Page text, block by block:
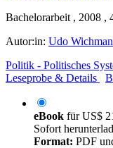
Bachelorarbeit , 2008 ,
Autor:in: Udo
Politik - Politisches
Leseprobe & Details
eBook fürUS$
Sofort
Format: PDF